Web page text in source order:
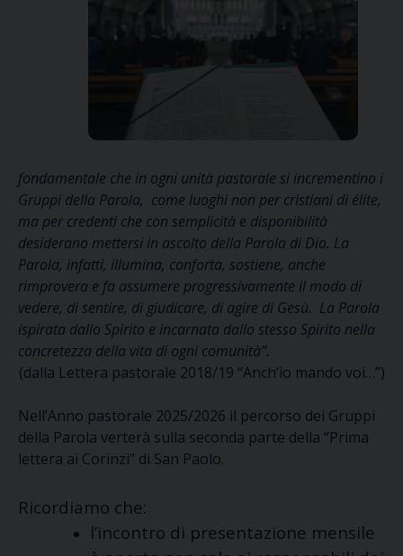
fondamentale che in ogni unità pastorale si incrementino i
Gruppi della Parola, come luoghi non per cristiani di élite,
ma per credenti che con semplicità e disponibilità
desiderano mettersi in ascolto della Parola di Dio. La
Parola, infatti, illumina, conforta, sostiene, anche
rimprovera e fa assumere progressivamente il modo di
vedere, di sentire, di giudicare, di agire di Gesù. La Parola
ispirata dallo Spirito e incarnata dallo stesso Spirito nella
concretezza della vita di ogni comunità”.
(dalla Lettera pastorale 2018/19 “Anch’io mando voi…”)
Nell’Anno pastorale 2025/2026 il percorso dei Gruppi
della Parola verterà sulla seconda parte della “Prima
lettera ai Corinzi” di San Paolo.
Ricordiamo che:
l’incontro di presentazione mensile